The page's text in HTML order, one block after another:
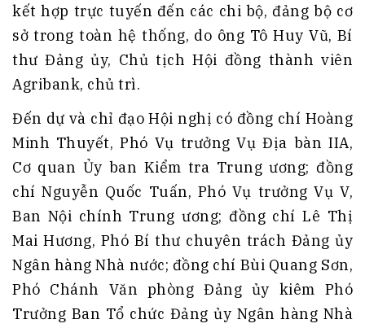
kết hợp trực tuyến đến các chi bộ, đảng bộ cơ
sở trong toàn hệ thống, do ông Tô Huy Vũ, Bí
thư Đảng ủy, Chủ tịch Hội đồng thành viên
Agribank, chủ trì.
Đến dự và chỉ đạo Hội nghị có đồng chí Hoàng
Minh Thuyết, Phó Vụ trưởng Vụ Địa bàn IIA,
Cơ quan Ủy ban Kiểm tra Trung ương; đồng
chí Nguyễn Quốc Tuấn, Phó Vụ trưởng Vụ V,
Ban Nội chính Trung ương; đồng chí Lê Thị
Mai Hương, Phó Bí thư chuyên trách Đảng ủy
Ngân hàng Nhà nước; đồng chí Bùi Quang Sơn,
Phó Chánh Văn phòng Đảng ủy kiêm Phó
Trưởng Ban Tổ chức Đảng ủy Ngân hàng Nhà